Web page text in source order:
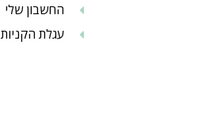
החשבון שלי
עגלת הקניות